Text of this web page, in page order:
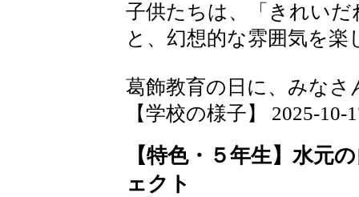
子供たちは、「きれい
と、幻想的な雰囲気を
葛飾教育の日に、みな
【学校の様子】 2025-10-
【特色・５年生】水元
ェクト